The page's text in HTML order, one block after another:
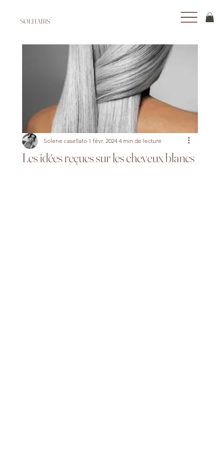
SOLHAIRS
Les idées reçues sur les cheveux blancs
Solene casellato 1 févr. 2024 4 min de lecture